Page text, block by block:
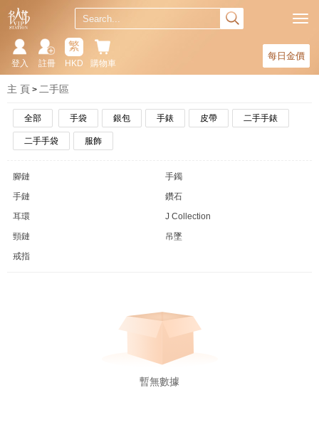
每日金價
購物車
繁
HKD
註冊
登入
主 頁 二手區
全部 手袋 銀包 手錶 皮帶 二手手錶
二手手袋 服飾
腳鏈
手鐲
手鏈
鑽石
耳環
J Collection
頸鏈
吊墜
戒指
暫無數據